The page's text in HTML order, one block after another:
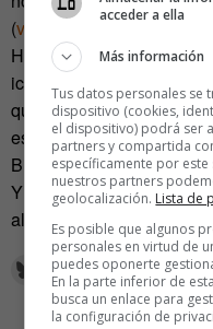
(ver
Hoy mi voto de celibato
iconografía personal
que ya quisiera Pamela
es celibato, es fidelidad».
Bien, llámenlo como
Y ahora, si me disculpan,
alegrarme el día.
acceder a ella
Más información
Tus datos personales se
dispositivo (cookies,
el dispositivo) podrá ser
partners y compartida
específicamente por
nuestros partners
geolocalización. Lista de
Es posible que algunos
personales en virtud de
puedes oponerte
En la parte inferior de
busca un enlace para
la configuración de